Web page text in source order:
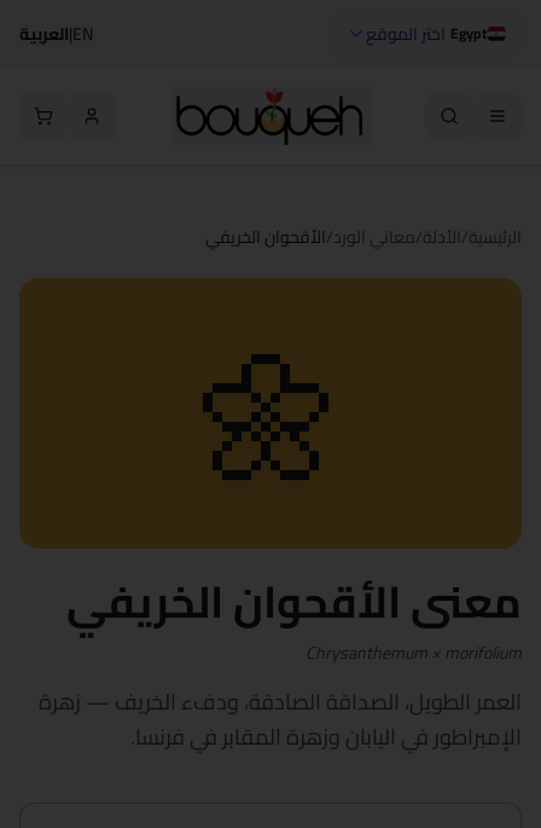
Egypt اختر الموقع EN
|العربية
الرئيسية/ الأدلة/معاني الورد/الأقحوان الخريفي
🌼
معنى الأقحوان الخريفي
Chrysanthemum × morifolium
العمر الطويل، الصداقة الصادقة، ودفء الخريف — زهرة
الإمبراطور في اليابان وزهرة المقابر في فرنسا.